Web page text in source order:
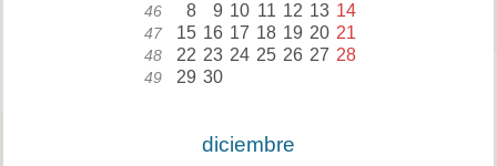
46 8 9 10 11 12 13 14
47 15 16 17 18 19 20 21
48 22 23 24 25 26 27 28
49 29 30
diciembre